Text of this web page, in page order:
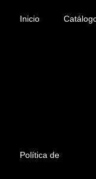
Inicio
Política de